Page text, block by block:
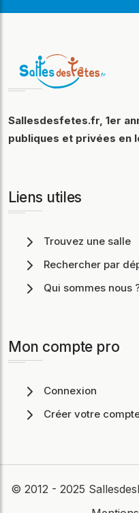
Sallesdesfetes.fr, 1er
publiques et privées en
Liens utiles
Trouvez une salle
Rechercher par
Qui sommes nous
Mon compte pro
Connexion
Créer votre
© 2012 - 2025